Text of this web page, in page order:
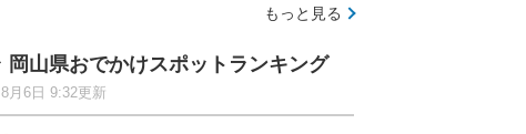
もっと見る
岡山県おでかけスポットランキング
8月6日 9:32更新